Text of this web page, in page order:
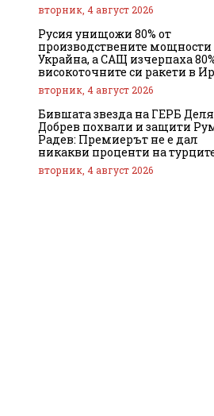
вторник, 4 август 2026
Русия унищожи 80% от
производствените мощности
Украйна, а САЩ изчерпаха
високоточните си ракети в
вторник, 4 август 2026
Бившата звезда на ГЕРБ
Добрев похвали и защити
Радев: Премиерът не е дал
никакви проценти на
вторник, 4 август 2026